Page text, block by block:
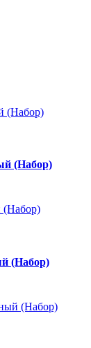
(Набор)
(Набор)